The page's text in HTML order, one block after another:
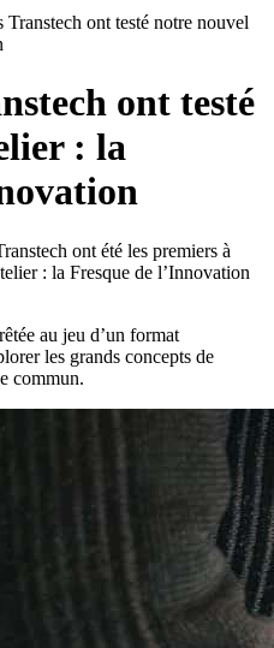
Transtech ont testé notre nouvel
ont testé
: la
ont été les premiers à
: la Fresque de l’Innovation
au jeu d’un format
les grands concepts de
commun.